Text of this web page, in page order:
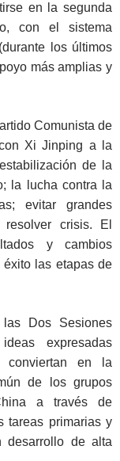
en la segunda
con el sistema
los últimos
más amplias y
Comunista de
Xi Jinping a la
de la
la lucha contra la
evitar grandes
crisis. El
y cambios
las etapas de
Dos Sesiones
expresadas
conviertan en la
de los grupos
a través de
tareas primarias y
desarrollo de alta